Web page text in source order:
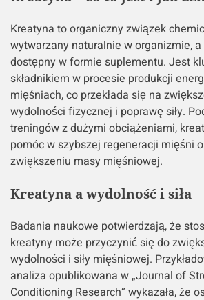
Kreatyna to organiczny związek
wytwarzany naturalnie w organizmie, a
dostępny w formie suplementu. Jest
składnikiem w procesie produkcji
mięśniach, co przekłada się na
wydolności fizycznej i poprawę siły.
treningów z dużymi obciążeniami,
pomóc w szybszej regeneracji mięśni
zwiększeniu masy mięśniowej.
Kreatyna a wydolność i siła
Badania naukowe potwierdzają, że
kreatyny może przyczynić się do
wydolności i siły mięśniowej.
analiza opublikowana w „Journal of
Conditioning Research” wykazała, że